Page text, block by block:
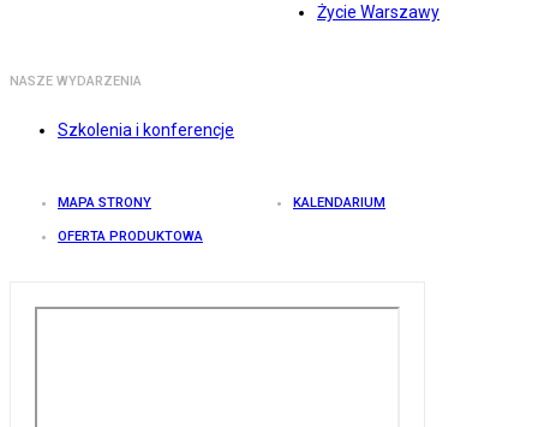
Życie Warszawy
NASZE WYDARZENIA
Szkolenia i konferencje
MAPA STRONY KALENDARIUM
OFERTA PRODUKTOWA